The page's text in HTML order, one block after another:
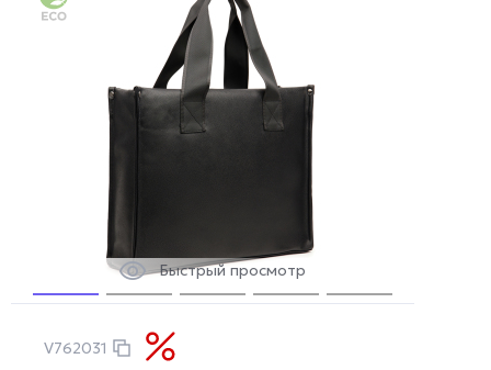
Быстрый просмотр
V762031